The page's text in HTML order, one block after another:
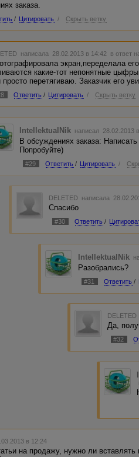
заказа.
/ Цитировать / Скрыть ветку
написала 28.02.2013 в 14:42 в ответ
экран,переделала
какие-тот непонятные
просто перетягиваю. Заказчик его
Ответить / Цитировать / Скрыть ветку
IntellektualNik написал 28.02.2013
В обсуждениях заказа:
Попробуйте)
#29 Ответить / Цитировать /
DELETED написала
Спасибо
#30 Ответить /
IntellektualNik
Разобрались?
#31 Ответить /
DELETED
Да,
#32
в 12:24
на продажу, нужно ли